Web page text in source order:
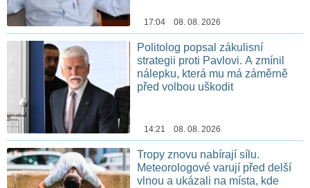
17:04 08. 08. 2026
Politolog popsal zákulisní
strategii proti Pavlovi. A zmínil
nálepku, která mu má záměrně
před volbou uškodit
14:21 08. 08. 2026
Tropy znovu nabírají sílu.
Meteorologové varují před delší
vlnou a ukázali na místa, kde